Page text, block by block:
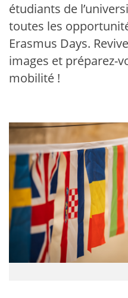
étudiants de
toutes les
Erasmus Days.
images et préparez-
mobilité !